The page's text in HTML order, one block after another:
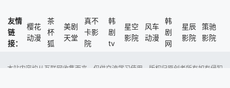
友情
链
接：
樱花
动漫
茶
杯
狐
美剧
天堂
真不
卡影
院
韩
剧
tv
星空
影院
风车
动漫
韩
剧
网
星辰
影院
策驰
影院
本站内容均从互联网收集而来，仅供交流学习使用，版权归原创者所有如有侵犯